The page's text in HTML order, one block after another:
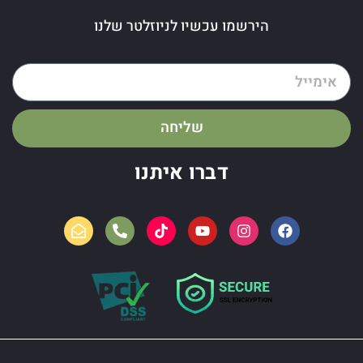
הירשמו עכשיו לניוזלטר שלנו
שליחה
דברו איתנו